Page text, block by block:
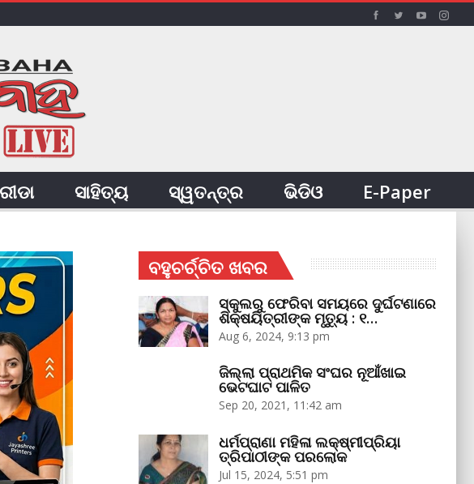
ସାହିତ୍ୟ ସ୍ୱତନ୍ତ୍ର ଭିଡିଓ E-Paper
ବହୁଚର୍ଚ୍ଚିତ ଖବର
ସ୍କୁଲରୁ ଫେରିବା ସମୟରେ ଦୁର୍ଘଟଣାରେ
ଶିକ୍ଷୟିତ୍ରୀଙ୍କ ମୃତ୍ୟୁ : ୧…
Aug 6, 2024, 9:13 pm
ଜିଲ୍ଲା ପ୍ରାଥମିକ ସଂଘର ନୂଆଁଖାଇ
ଭେଟଘାଟ ପାଳିତ
Sep 20, 2021, 11:42 am
ଧର୍ମପ୍ରାଣା ମହିଳା ଲକ୍ଷ୍ମୀପ୍ରିୟା
ତ୍ରିପାଠୀଙ୍କ ପରଲୋକ
Jul 15, 2024, 5:51 pm